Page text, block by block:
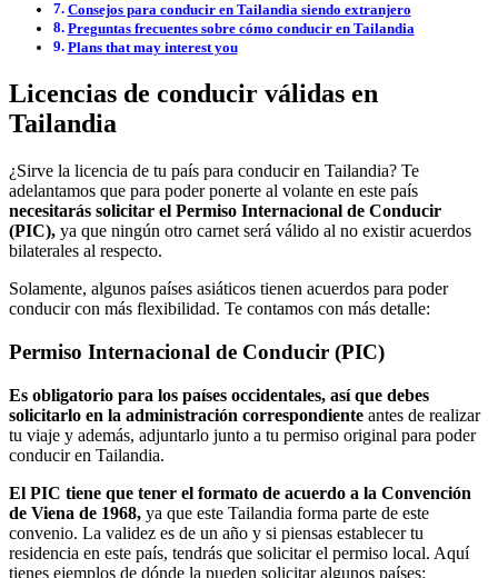
Consejos para conducir en Tailandia siendo extranjero
Preguntas frecuentes sobre cómo conducir en Tailandia
Plans that may interest you
Licencias de conducir válidas en
Tailandia
¿Sirve la licencia de tu país para conducir en Tailandia? Te
adelantamos que para poder ponerte al volante en este país
necesitarás solicitar el Permiso Internacional de Conducir
(PIC), ya que ningún otro carnet será válido al no existir acuerdos
bilaterales al respecto.
Solamente, algunos países asiáticos tienen acuerdos para poder
conducir con más flexibilidad. Te contamos con más detalle:
Permiso Internacional de Conducir (PIC)
Es obligatorio para los países occidentales, así que debes
solicitarlo en la administración correspondiente antes de realizar
tu viaje y además, adjuntarlo junto a tu permiso original para poder
conducir en Tailandia.
El PIC tiene que tener el formato de acuerdo a la Convención
de Viena de 1968, ya que este Tailandia forma parte de este
convenio. La validez es de un año y si piensas establecer tu
residencia en este país, tendrás que solicitar el permiso local. Aquí
tienes ejemplos de dónde la pueden solicitar algunos países: